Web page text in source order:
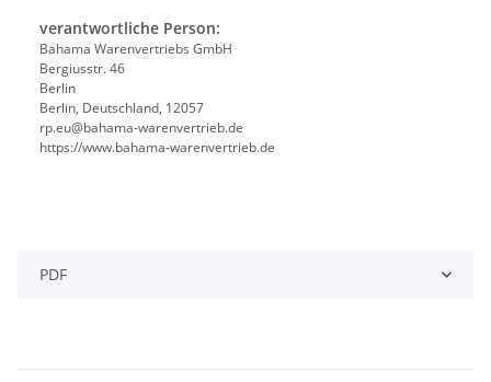
verantwortliche Person:
Bahama Warenvertriebs GmbH
Bergiusstr. 46
Berlin
Berlin, Deutschland, 12057
ed.beirtrevneraw-amahab@ue.pr
https://www.bahama-warenvertrieb.de
PDF